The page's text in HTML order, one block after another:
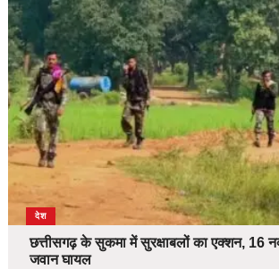
देश
छत्तीसगढ़ के सुकमा में सुरक्षाबलों का एक्शन, 16
जवान घायल